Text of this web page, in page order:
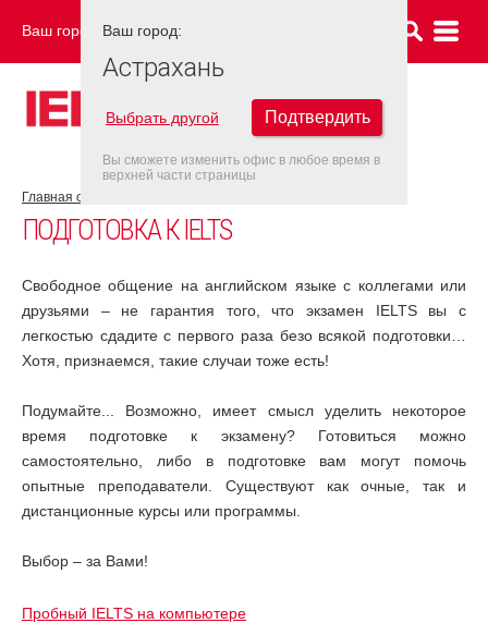
Ваш город: АСТРАХАНЬ
Главная страница
ПОДГОТОВКА К IELTS
Свободное общение на английском языке с коллегами или
друзьями – не гарантия того, что экзамен IELTS вы с
легкостью сдадите с первого раза безо всякой подготовки…
Хотя, признаемся, такие случаи тоже есть!
Подумайте... Возможно, имеет смысл уделить некоторое
время подготовке к экзамену? Готовиться можно
самостоятельно, либо в подготовке вам могут помочь
опытные преподаватели. Существуют как очные, так и
дистанционные курсы или программы.
Выбор – за Вами!
Пробный IELTS на компьютере
Ваш город:
Астрахань
Выбрать другой Подтвердить
Вы сможете изменить офис в любое время в
верхней части страницы